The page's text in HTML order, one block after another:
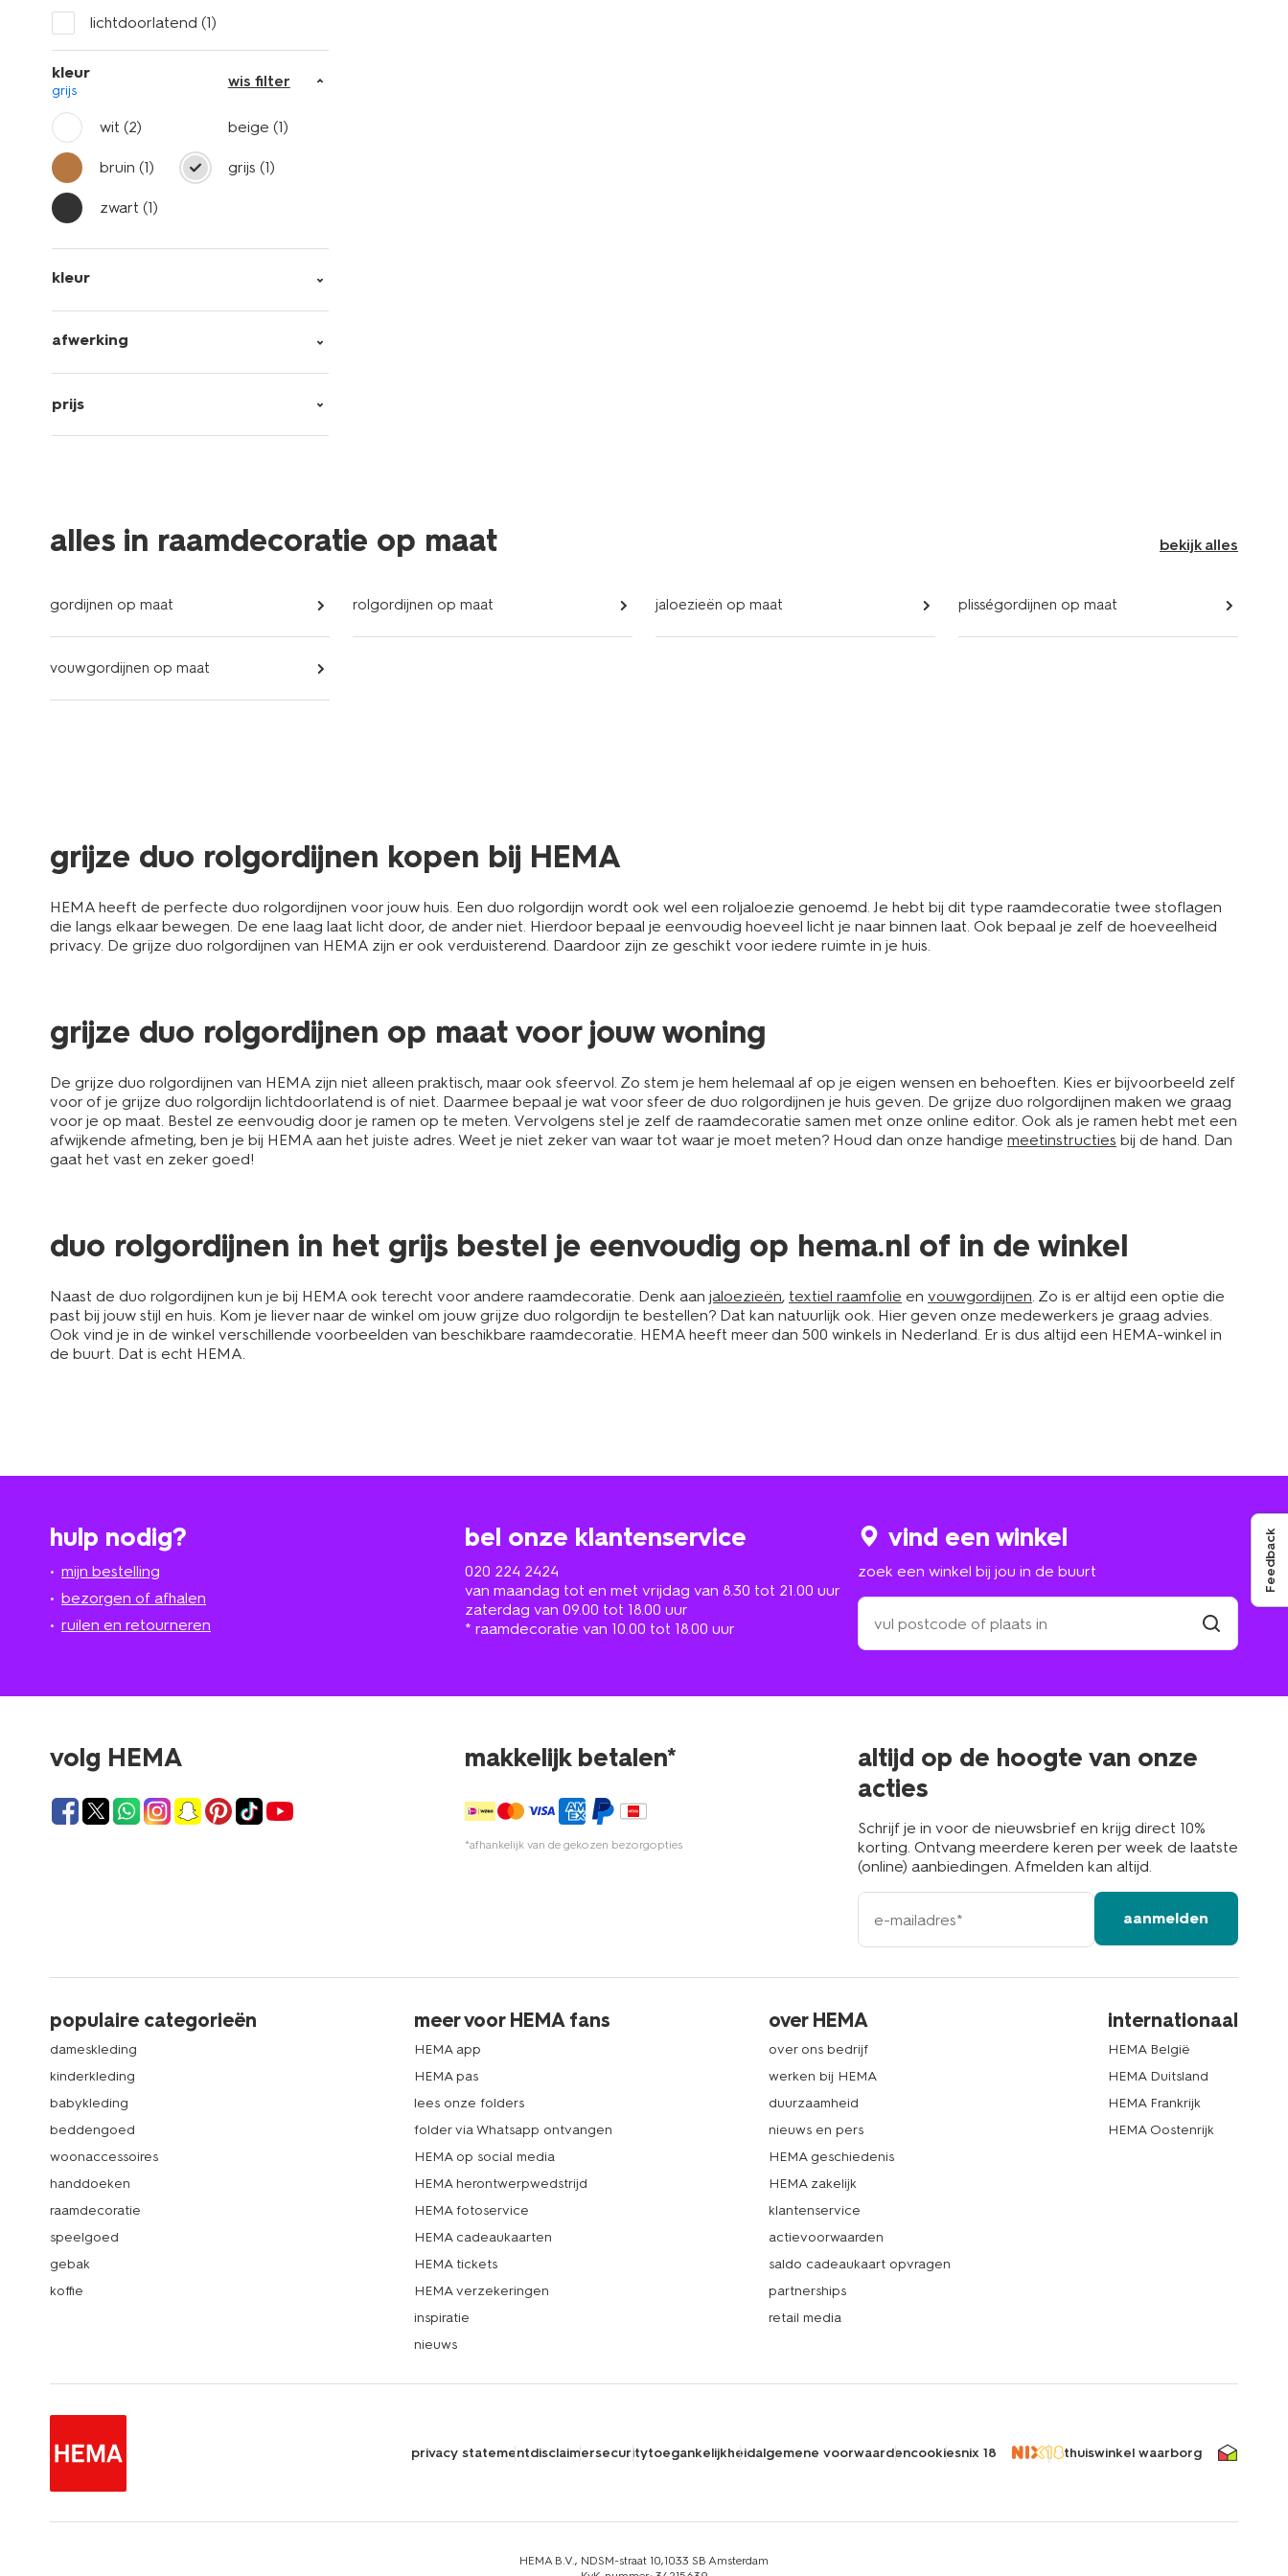
lichtdoorlatend (1)
kleur
grijs
wis filter
wit (2) beige(1)
bruin (1) grijs(1)
zwart (1)
kleur
afwerking
prijs
Feedback
alles in raamdecoratie op maat bekijk alles
gordijnen op maat rolgordijnen op maat jaloezieën op maat plisségordijnen op maat
vouwgordijnen op maat
grijze duo rolgordijnen kopen bij HEMA
HEMA heeft de perfecte duo rolgordijnen voor jouw huis. Een duo rolgordijn wordt ook wel een roljaloezie genoemd. Je hebt bij dit type raamdecoratie twee stoflagen
die langs elkaar bewegen. De ene laag laat licht door, de ander niet. Hierdoor bepaal je eenvoudig hoeveel licht je naar binnen laat. Ook bepaal je zelf de hoeveelheid
privacy. De grijze duo rolgordijnen van HEMA zijn er ook verduisterend. Daardoor zijn ze geschikt voor iedere ruimte in je huis.
grijze duo rolgordijnen op maat voor jouw woning
De grijze duo rolgordijnen van HEMA zijn niet alleen praktisch, maar ook sfeervol. Zo stem je hem helemaal af op je eigen wensen en behoeften. Kies er bijvoorbeeld zelf
voor of je grijze duo rolgordijn lichtdoorlatend is of niet. Daarmee bepaal je wat voor sfeer de duo rolgordijnen je huis geven. De grijze duo rolgordijnen maken we graag
voor je op maat. Bestel ze eenvoudig door je ramen op te meten. Vervolgens stel je zelf de raamdecoratie samen met onze online editor. Ook als je ramen hebt met een
afwijkende afmeting, ben je bij HEMA aan het juiste adres. Weet je niet zeker van waar tot waar je moet meten? Houd dan onze handige meetinstructies bij de hand. Dan
gaat het vast en zeker goed!
duo rolgordijnen in het grijs bestel je eenvoudig op hema.nl of in de winkel
Naast de duo rolgordijnen kun je bij HEMA ook terecht voor andere raamdecoratie. Denk aan jaloezieën, textiel raamfolie en vouwgordijnen. Zo is er altijd een optie die
past bij jouw stijl en huis. Kom je liever naar de winkel om jouw grijze duo rolgordijn te bestellen? Dat kan natuurlijk ook. Hier geven onze medewerkers je graag advies.
Ook vind je in de winkel verschillende voorbeelden van beschikbare raamdecoratie. HEMA heeft meer dan 500 winkels in Nederland. Er is dus altijd een HEMA-winkel in
de buurt. Dat is echt HEMA.
hulp nodig?
mijn bestelling
bezorgen of afhalen
ruilen en retourneren
bel onze klantenservice
020 224 2424
van maandag tot en met vrijdag van 8.30 tot 21.00 uur
zaterdag van 09.00 tot 18.00 uur
* raamdecoratie van 10.00 tot 18.00 uur
vind een winkel
zoek een winkel bij jou in de buurt
zoek
een
winkel
in
volg HEMA makkelijk betalen*
*afhankelijk van de gekozen bezorgopties
altijd op de hoogte van onze
acties
Schrijf je in voor de nieuwsbrief en krijg direct 10%
korting. Ontvang meerdere keren per week de laatste
(online) aanbiedingen. Afmelden kan altijd.
e-
mailadres
aanmelden
populaire categorieën
dameskleding
kinderkleding
babykleding
beddengoed
woonaccessoires
handdoeken
raamdecoratie
speelgoed
gebak
koffie
meer voor HEMA fans
HEMA app
HEMA pas
lees onze folders
folder via Whatsapp ontvangen
HEMA op social media
HEMA herontwerpwedstrijd
HEMA fotoservice
HEMA cadeaukaarten
HEMA tickets
HEMA verzekeringen
inspiratie
nieuws
over HEMA
over ons bedrijf
werken bij HEMA
duurzaamheid
nieuws en pers
HEMA geschiedenis
HEMA zakelijk
klantenservice
actievoorwaarden
saldo cadeaukaart opvragen
partnerships
retail media
internationaal
HEMA België
HEMA Duitsland
HEMA Frankrijk
HEMA Oostenrijk
privacy statementdisclaimersecuritytoegankelijkheidalgemene voorwaardencookiesnix 18 thuiswinkel waarborg
HEMA B.V., NDSM-straat 10,1033 SB Amsterdam